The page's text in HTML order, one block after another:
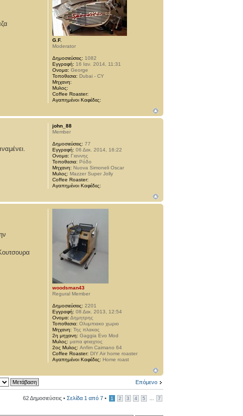
G.F.
Moderator
Δημοσιεύσεις: 1082
Εγγραφή: 16 Ιαν. 2014, 11:31
Ονομα: George
Τοποθεσια: Dubai - CY
Μηχανη:
Μυλος:
Coffee Roaster:
Αγαπημένοι Καφέδες:
john_88
Member
Δημοσιεύσεις: 77
Εγγραφή: 06 Δεκ. 2014, 16:22
Ονομα: Γιαννης
Τοποθεσια: Ρόδο
Μηχανη: Nuova Simoneli Oscar
Μυλος: Μazzer Super Jolly
Coffee Roaster:
Αγαπημένοι Καφέδες:
woodsman43
Regural Member
Δημοσιεύσεις: 2201
Εγγραφή: 08 Δεκ. 2013, 12:54
Ονομα: Δημητρης
Τοποθεσια: Ολυμπιακο χωριο
Μηχανη: Της πλακας
2η μηχανη: Gaggia Evo Mod
Μυλος: μαπα φτιαχτος
2ος Μυλος: Anfim Caimano 64
Coffee Roaster: DIY Air home roaster
Αγαπημένοι Καφέδες: Home roast
Επόμενο
62 Δημοσιεύσεις • Σελίδα 1 από 7 • 1 2 3 4 5 7